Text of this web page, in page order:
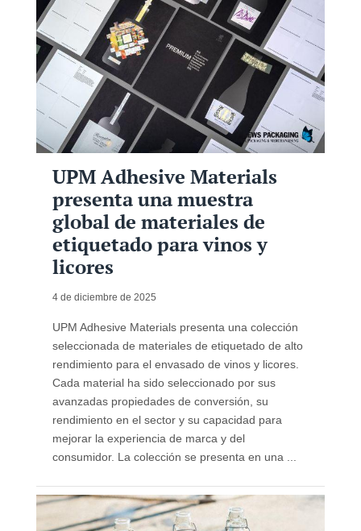
UPM Adhesive Materials
presenta una muestra
global de materiales de
etiquetado para vinos y
licores
4 de diciembre de 2025
UPM Adhesive Materials presenta una colección
seleccionada de materiales de etiquetado de alto
rendimiento para el envasado de vinos y licores.
Cada material ha sido seleccionado por sus
avanzadas propiedades de conversión, su
rendimiento en el sector y su capacidad para
mejorar la experiencia de marca y del
consumidor. La colección se presenta en una ...